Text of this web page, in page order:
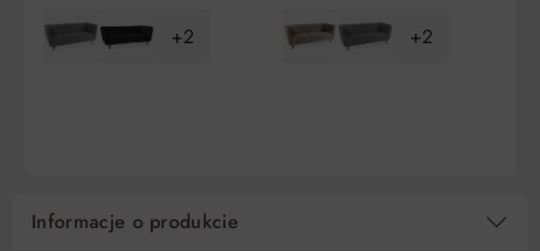
5 539,80 zł 0% 2 699,00 zł
Pośrednik kredytowy i organizacje finansujące
+2 +2
Informacje o produkcie